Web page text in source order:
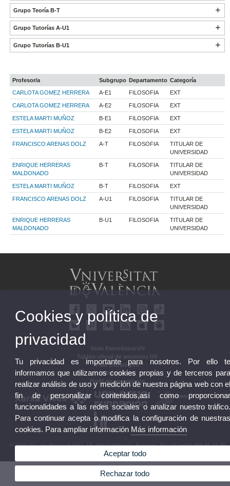
Grupo Teoría B-T
Grupo Tutorías A-U1
Grupo Tutorías B-U1
Profesor/a Subgrupo Departamento Categoría
CARLOTA GOMEZ HERRERA
A-E1 FILOSOFIA EXT
CARLOTA GOMEZ HERRERA A-E2 FILOSOFIA EXT
ESTELA MARTI MUÑOZ B-E1 FILOSOFIA EXT
ESTELA MARTI MUÑOZ B-E2 FILOSOFIA EXT
FRANCISCO ARENAS DOLZ A-T FILOSOFIA
TITULAR DE
UNIVERSIDAD
ENRIQUE HERRERAS
MALDONADO
B-T FILOSOFIA
TITULAR DE
UNIVERSIDAD
ESTELA MARTI MUÑOZ B-T FILOSOFIA EXT
FRANCISCO ARENAS DOLZ A-U1 FILOSOFIA
TITULAR DE
UNIVERSIDAD
ENRIQUE HERRERAS
MALDONADO
B-U1 FILOSOFIA
TITULAR DE
UNIVERSIDAD
Sede Electrónica UV
Tablón oficial de anuncios UV
Plan Estratégico
UVintegridad
Perfil de contratante
© 2026 UV. - Av. Blasco Ibáñez, 13. 46010 València. Espanya. Tel. UV: (+34) 963 86 41 00
Política privacidad| Cookies
Cookies y política de
privacidad
Tu privacidad es importante para nosotros. Por ello
informamos que utilizamos cookies propias y de terceros
realizar análisis de uso y medición de nuestra página web con
fin de personalizar contenidos,así como
funcionalidades a las redes sociales o analizar nuestro
Para continuar acepta o modifica la configuración de
cookies. Para ampliar información Más información
Aceptar todo
Rechazar todo